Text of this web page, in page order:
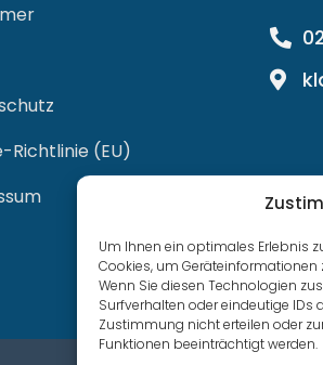
Um Ihnen ein optimales Erlebnis
Cookies, um
Wenn Sie diesen Technologien
Surfverhalten oder eindeutige IDs
Zustimmung nicht erteilen oder
Funktionen beeinträchtigt werden.
Richtlinie (EU)